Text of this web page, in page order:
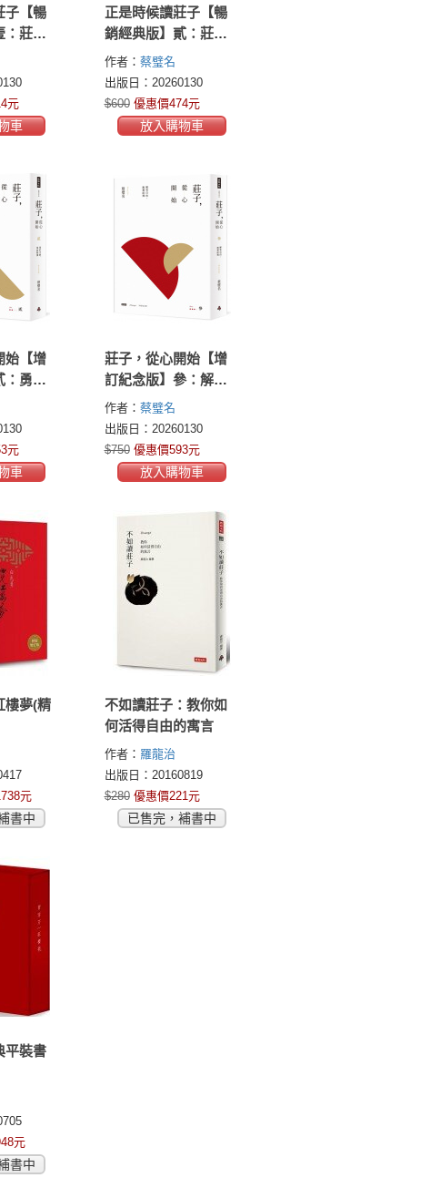
子【暢
：莊子
感情
元
車
正是時候讀莊子【暢
銷經典版】貳：莊子
的人情、御變與安適
作者： 蔡璧名
出版日：20260130
$600 優惠價474元
放入購物車
始【增
：勇於
元
車
莊子，從心開始【增
訂紀念版】參：解答
自由，無翼而飛
作者： 蔡璧名
出版日：20260130
$750 優惠價593元
放入購物車
樓夢(精
元
書中
不如讀莊子：教你如
何活得自由的寓言
作者： 羅龍治
出版日：20160819
$280 優惠價221元
已售完，補書中
平裝書
元
書中